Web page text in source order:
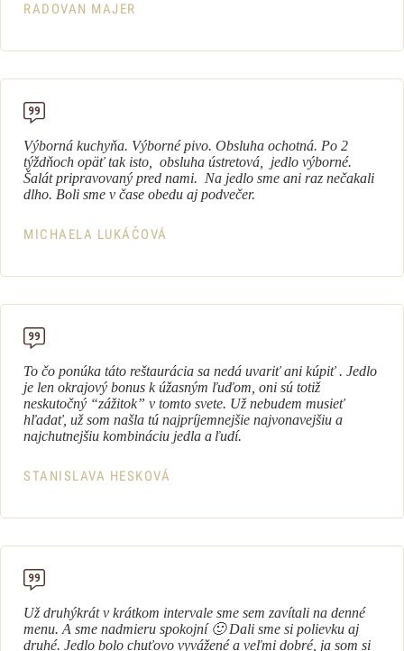
RADOVAN MAJER
Výborná kuchyňa. Výborné pivo. Obsluha ochotná. Po 2
týždňoch opäť tak isto, obsluha ústretová, jedlo výborné.
Šalát pripravovaný pred nami. Na jedlo sme ani raz nečakali
dlho. Boli sme v čase obedu aj podvečer.
MICHAELA LUKÁČOVÁ
To čo ponúka táto reštaurácia sa nedá uvariť ani kúpiť . Jedlo
je len okrajový bonus k úžasným ľuďom, oni sú totiž
neskutočný “zážitok” v tomto svete. Už nebudem musieť
hľadať, už som našla tú najpríjemnejšie najvonavejšiu a
najchutnejšiu kombináciu jedla a ľudí.
STANISLAVA HESKOVÁ
Už druhýkrát v krátkom intervale sme sem zavítali na denné
menu. A sme nadmieru spokojní 🙂 Dali sme si polievku aj
druhé. Jedlo bolo chuťovo vyvážené a veľmi dobré, ja som si